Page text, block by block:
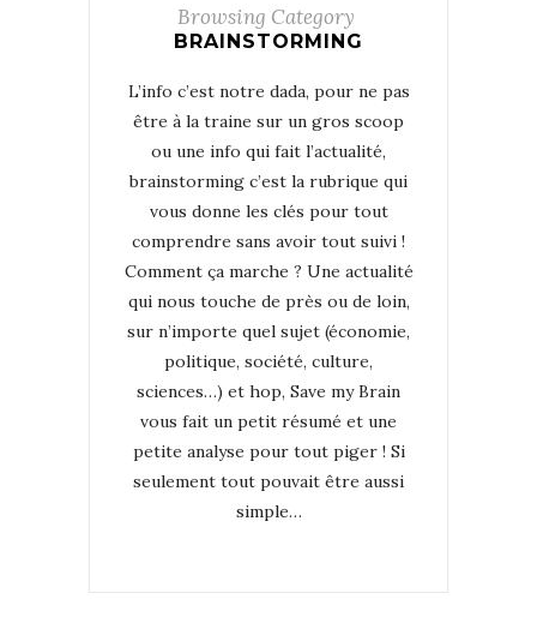
Browsing Category
BRAINSTORMING
L’info c’est notre dada, pour ne pas
être à la traine sur un gros scoop
ou une info qui fait l’actualité,
brainstorming c’est la rubrique qui
vous donne les clés pour tout
comprendre sans avoir tout suivi !
Comment ça marche ? Une actualité
qui nous touche de près ou de loin,
sur n’importe quel sujet (économie,
politique, société, culture,
sciences…) et hop, Save my Brain
vous fait un petit résumé et une
petite analyse pour tout piger ! Si
seulement tout pouvait être aussi
simple…